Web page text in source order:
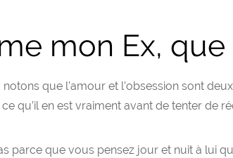
mon Ex,
que l’amour et l’obsession sont
qu’il en est vraiment avant de tenter de
parce que vous pensez jour et nuit à lui